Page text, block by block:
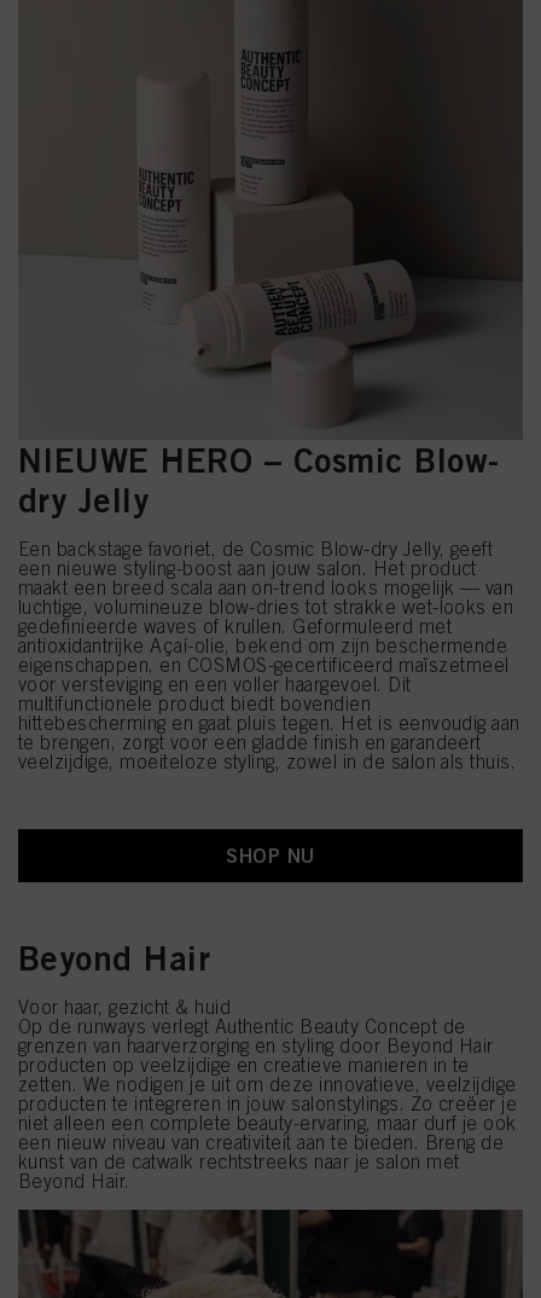
NIEUWE HERO – Cosmic Blow-
dry Jelly
Een backstage favoriet, de Cosmic Blow-dry Jelly, geeft
een nieuwe styling-boost aan jouw salon. Het product
maakt een breed scala aan on-trend looks mogelijk — van
luchtige, volumineuze blow-dries tot strakke wet-looks en
gedefinieerde waves of krullen. Geformuleerd met
antioxidantrijke Açaí-olie, bekend om zijn beschermende
eigenschappen, en COSMOS-gecertificeerd maïszetmeel
voor versteviging en een voller haargevoel. Dit
multifunctionele product biedt bovendien
hittebescherming en gaat pluis tegen. Het is eenvoudig aan
te brengen, zorgt voor een gladde finish en garandeert
veelzijdige, moeiteloze styling, zowel in de salon als thuis.
SHOP NU
Beyond Hair
Voor haar, gezicht & huid
Op de runways verlegt Authentic Beauty Concept de
grenzen van haarverzorging en styling door Beyond Hair
producten op veelzijdige en creatieve manieren in te
zetten. We nodigen je uit om deze innovatieve, veelzijdige
producten te integreren in jouw salonstylings. Zo creëer je
niet alleen een complete beauty-ervaring, maar durf je ook
een nieuw niveau van creativiteit aan te bieden. Breng de
kunst van de catwalk rechtstreeks naar je salon met
Beyond Hair.